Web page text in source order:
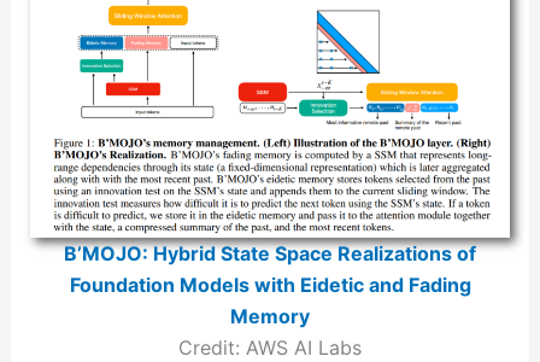
B’MOJO: Hybrid State Space Realizations of
Foundation Models with Eidetic and Fading
Memory
Credit: AWS AI Labs